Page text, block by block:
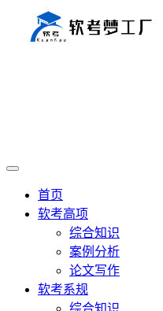
首页
软考高项
综合知识
案例分析
论文写作
软考系规
综合知识